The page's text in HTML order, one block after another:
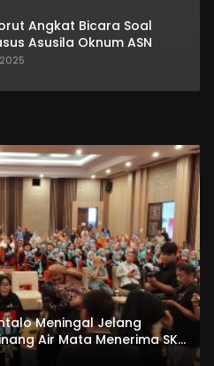
Angkat Bicara Soal
Asusila Oknum ASN
Meningal Jelang
Air Mata Menerima SKL